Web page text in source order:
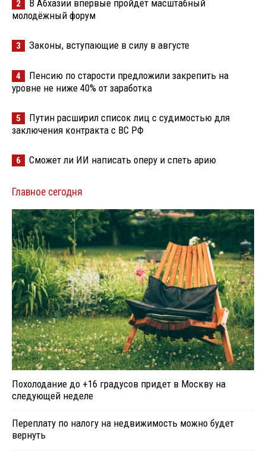
2
В Абхазии впервые пройдёт масштабный
молодёжный форум
3 Законы, вступающие в силу в августе
4
Пенсию по старости предложили закрепить на
уровне не ниже 40% от заработка
5
Путин расширил список лиц с судимостью для
заключения контракта с ВС РФ
6 Сможет ли ИИ написать оперу и спеть арию
Главное сегодня
Похолодание до +16 градусов придет в Москву на
следующей неделе
Переплату по налогу на недвижимость можно будет
вернуть